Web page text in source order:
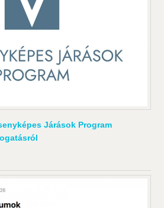
Járások Program